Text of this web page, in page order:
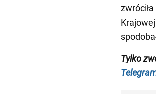
Tylko